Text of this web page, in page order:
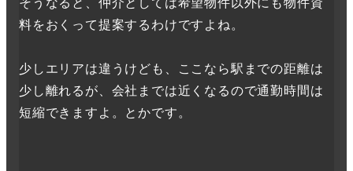
そうなると、仲介としては希望物件以外にも物件資
料をおくって提案するわけですよね。
少しエリアは違うけども、ここなら駅までの距離は
少し離れるが、会社までは近くなるので通勤時間は
短縮できますよ。とかです。